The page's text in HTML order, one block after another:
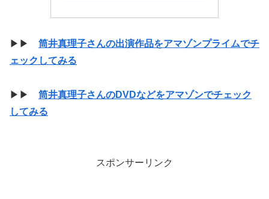
▶▶ 筒井真理子さんの出演作品をアマゾンプライムでチ
ェックしてみる
▶▶ 筒井真理子さんのDVDなどをアマゾンでチェック
してみる
スポンサーリンク